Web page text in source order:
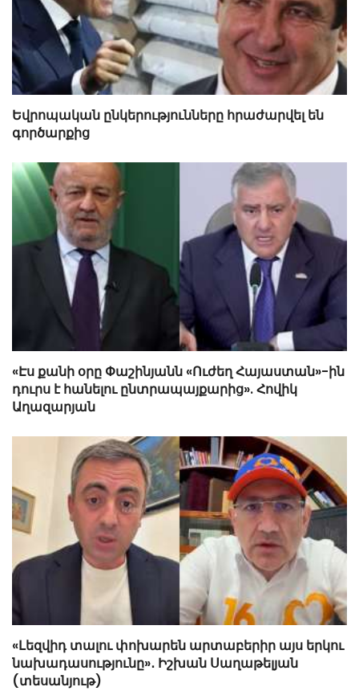
Եվրոպական ընկերությունները հրաժարվել են
գործարքից
«Էս քանի օրը Փաշինյանն «Ուժեղ Հայաստան»-ին
դուրս է հանելու ընտրապայքարից». Հովիկ
Աղազարյան
«Լեզվիդ տալու փոխարեն արտաբերիր այս երկու
նախադասությունը»․ Իշխան Սաղաթելյան
(տեսանյութ)